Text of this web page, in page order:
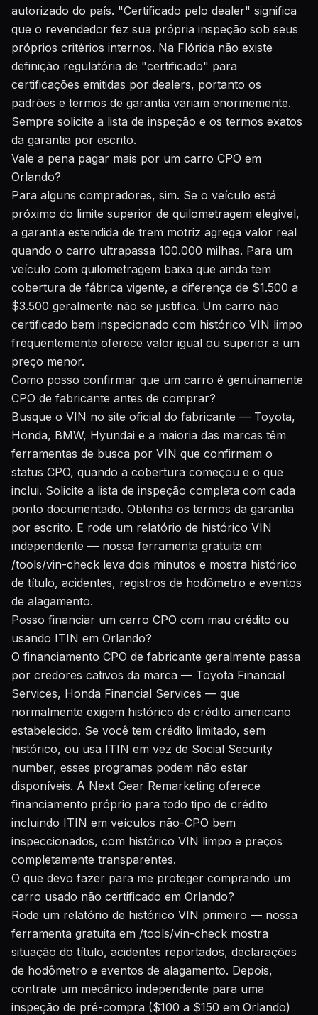
autorizado do país. "Certificado pelo dealer" significa
que o revendedor fez sua própria inspeção sob seus
próprios critérios internos. Na Flórida não existe
definição regulatória de "certificado" para
certificações emitidas por dealers, portanto os
padrões e termos de garantia variam enormemente.
Sempre solicite a lista de inspeção e os termos exatos
da garantia por escrito.
Vale a pena pagar mais por um carro CPO em
Orlando?
Para alguns compradores, sim. Se o veículo está
próximo do limite superior de quilometragem elegível,
a garantia estendida de trem motriz agrega valor real
quando o carro ultrapassa 100.000 milhas. Para um
veículo com quilometragem baixa que ainda tem
cobertura de fábrica vigente, a diferença de $1.500 a
$3.500 geralmente não se justifica. Um carro não
certificado bem inspecionado com histórico VIN limpo
frequentemente oferece valor igual ou superior a um
preço menor.
Como posso confirmar que um carro é genuinamente
CPO de fabricante antes de comprar?
Busque o VIN no site oficial do fabricante — Toyota,
Honda, BMW, Hyundai e a maioria das marcas têm
ferramentas de busca por VIN que confirmam o
status CPO, quando a cobertura começou e o que
inclui. Solicite a lista de inspeção completa com cada
ponto documentado. Obtenha os termos da garantia
por escrito. E rode um relatório de histórico VIN
independente — nossa ferramenta gratuita em
/tools/vin-check leva dois minutos e mostra histórico
de título, acidentes, registros de hodômetro e eventos
de alagamento.
Posso financiar um carro CPO com mau crédito ou
usando ITIN em Orlando?
O financiamento CPO de fabricante geralmente passa
por credores cativos da marca — Toyota Financial
Services, Honda Financial Services — que
normalmente exigem histórico de crédito americano
estabelecido. Se você tem crédito limitado, sem
histórico, ou usa ITIN em vez de Social Security
number, esses programas podem não estar
disponíveis. A Next Gear Remarketing oferece
financiamento próprio para todo tipo de crédito
incluindo ITIN em veículos não-CPO bem
inspeccionados, com histórico VIN limpo e preços
completamente transparentes.
O que devo fazer para me proteger comprando um
carro usado não certificado em Orlando?
Rode um relatório de histórico VIN primeiro — nossa
ferramenta gratuita em /tools/vin-check mostra
situação do título, acidentes reportados, declarações
de hodômetro e eventos de alagamento. Depois,
contrate um mecânico independente para uma
inspeção de pré-compra ($100 a $150 em Orlando)